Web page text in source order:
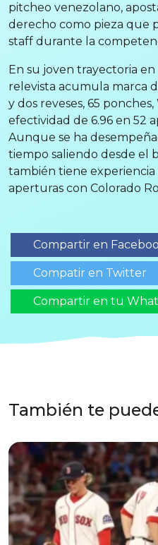
pitcheo venezolano,
derecho como pieza que
staff durante la
En su joven trayectoria en
relevista acumula marca
y dos reveses, 65 ponches,
efectividad de 6.96 en 52
Aunque se ha
tiempo saliendo desde el
también tiene
aperturas con Colorado
Compartir en
Compatir en Twitter
Compartir en tu
También te